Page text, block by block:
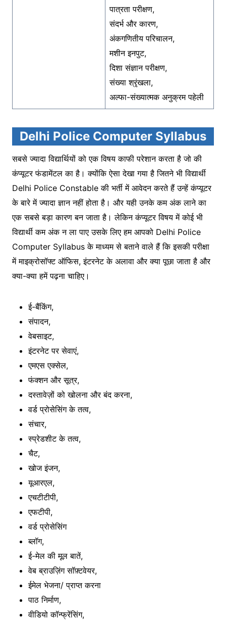
पात्रता परीक्षण,
संदर्भ और कारण,
अंकगणितीय परिचालन,
मशीन इनपुट,
दिशा संज्ञान परीक्षण,
संख्या श्रृंखला,
अल्फा-संख्यात्मक अनुक्रम पहेली
Delhi Police Computer Syllabus
सबसे ज्यादा विद्यार्थियों को एक विषय काफी परेशान करता है जो की
कंप्यूटर फंडामेंटल का है। क्योंकि ऐसा देखा गया है जितने भी विद्यार्थी
Delhi Police Constable की भर्ती में आवेदन करते हैं उन्हें कंप्यूटर
के बारे में ज्यादा ज्ञान नहीं होता है। और यही उनके कम अंक लाने का
एक सबसे बड़ा कारण बन जाता है। लेकिन कंप्यूटर विषय में कोई भी
विद्यार्थी कम अंक न ला पाए उसके लिए हम आपको Delhi Police
Computer Syllabus के माध्यम से बताने वाले हैं कि इसकी परीक्षा
में माइक्रोसॉफ्ट ऑफिस, इंटरनेट के अलावा और क्या पूछा जाता है और
क्या-क्या हमें पढ़ना चाहिए।
ई-बैंकिंग,
संपादन,
वेबसाइट,
इंटरनेट पर सेवाएं,
एमएस एक्सेल,
फंक्शन और सूत्र,
दस्तावेज़ों को खोलना और बंद करना,
वर्ड प्रोसेसिंग के तत्व,
संचार,
स्प्रेडशीट के तत्व,
चैट,
खोज इंजन,
यूआरएल,
एचटीटीपी,
एफटीपी,
वर्ड प्रोसेसिंग
ब्लॉग,
ई-मेल की मूल बातें,
वेब ब्राउज़िंग सॉफ़्टवेयर,
ईमेल भेजना/ प्राप्त करना
पाठ निर्माण,
वीडियो कॉन्फ्रेंसिंग,